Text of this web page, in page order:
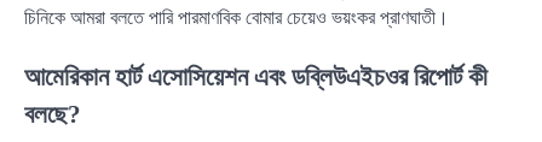
চিনিকে আমরা বলতে পারি পারমাণবিক বোমার চেয়েও ভয়ংকর প্রাণঘাতী।
আমেরিকান হার্ট এসোসিয়েশন এবং ডব্লিউএইচওর রিপোর্ট কী
বলছে?